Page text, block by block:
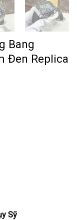
Bang
Đen Replica
Sỹ